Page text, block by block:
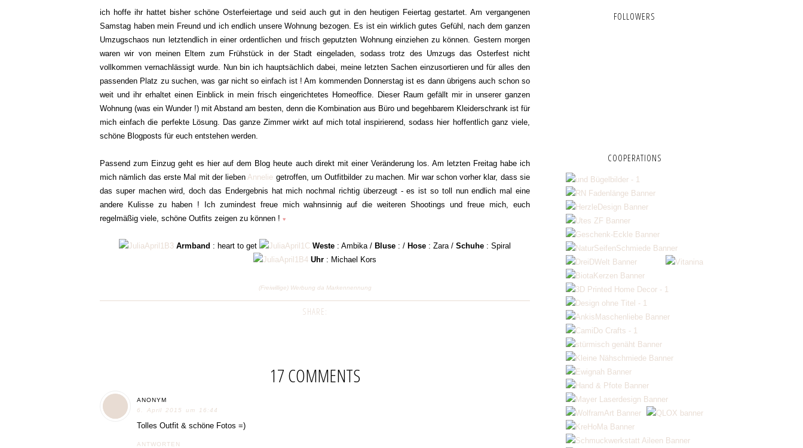
ich hoffe ihr hattet bisher schöne Osterfeiertage und seid auch gut in den heutigen Feiertag gestartet. Am vergangenen
Samstag haben mein Freund und ich endlich unsere Wohnung bezogen. Es ist ein wirklich gutes Gefühl, nach dem ganzen
Umzugschaos nun letztendlich in einer ordentlichen und frisch geputzten Wohnung einziehen zu können. Gestern morgen
waren wir von meinen Eltern zum Frühstück in der Stadt eingeladen, sodass trotz des Umzugs das Osterfest nicht
vollkommen vernachlässigt wurde. Nun bin ich hauptsächlich dabei, meine letzten Sachen einzusortieren und für alles den
passenden Platz zu suchen, was gar nicht so einfach ist ! Am kommenden Donnerstag ist es dann übrigens auch schon so
weit und ihr erhaltet einen Einblick in mein frisch eingerichtetes Homeoffice. Dieser Raum gefällt mir in unserer ganzen
Wohnung (was ein Wunder !) mit Abstand am besten, denn die Kombination aus Büro und begehbarem Kleiderschrank ist für
mich einfach die perfekte Lösung. Das ganze Zimmer wirkt auf mich total inspirierend, sodass hier hoffentlich ganz viele,
schöne Blogposts für euch entstehen werden.
Passend zum Einzug geht es hier auf dem Blog heute auch direkt mit einer Veränderung los. Am letzten Freitag habe ich
mich nämlich das erste Mal mit der liebenAnnelie getroffen, um Outfitbilder zu machen. Mir war schon vorher klar, dass sie
das super machen wird, doch das Endergebnis hat mich nochmal richtig überzeugt - es ist so toll nun endlich mal eine
andere Kulisse zu haben ! Ich zumindest freue mich wahnsinnig auf die weiteren Shootings und freue mich, euch
regelmäßig viele, schöne Outfits zeigen zu können ! ♥
Armband : heart to get Weste : Ambika / Bluse : / Hose : Zara / Schuhe : Spiral
Uhr : Michael Kors
(Freiwillige) Werbung da Markennennung
SHARE:
17 COMMENTS
ANONYM
6. April 2015 um 16:44
Tolles Outfit & schöne Fotos =)
ANTWORTEN
FOLLOWERS
COOPERATIONS